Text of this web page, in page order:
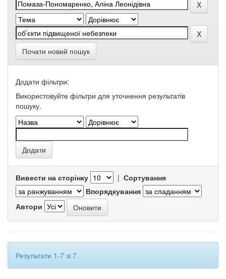
Почати новий пошук
Додати фільтри:
Використовуйте фільтри для уточнення результатів
пошуку.
Вивести на сторінку | Сортування
Впорядкування
Автори
Результати 1-7 зі 7.